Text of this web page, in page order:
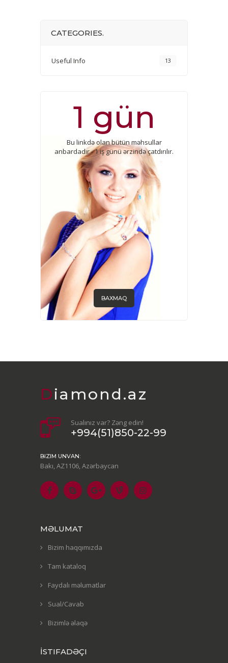
CATEGORIES.
Useful Info 13
1 gün
Bu linkdə olan bütün məhsullar
anbardadır - 1 iş günü ərzində çatdırılır.
BAXMAQ
Diamond.az
Sualınız var? Zəng edin!
+994(51)850-22-99
BIZIM UNVAN:
Bakı, AZ1106, Azərbaycan
MƏLUMAT
Bizim haqqımızda
Tam kataloq
Faydalı məlumatlar
Sual/Cavab
Bizimlə əlaqə
İSTIFADƏÇI